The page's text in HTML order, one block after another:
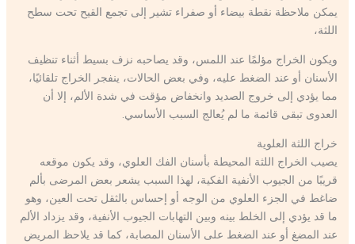
يمكن ملاحظة نقطة بيضاء أو صفراء تشير إلى تجمع القيح تحت سطح
اللثة،
ويكون الخراج مؤلمًا عند اللمس، وقد يصاحبه نزف بسيط أثناء تنظيف
الأسنان أو عند الضغط عليه، وفي بعض الحالات، ينفجر الخراج تلقائيًا،
مما يؤدي إلى خروج الصديد وانخفاض مؤقت في شدة الألم، إلا أن
العدوى تبقى قائمة ما لم يُعالج السبب الأساسي.
خراج اللثة العلوية
يصيب الخراج اللثة المحيطة بأسنان الفك العلوي، وقد يكون موقعه
قريبًا من الجيوب الأنفية الفكية، لهذا السبب يشعر بعض المرضى بألم
ضاغط في الجزء العلوي من الوجه أو إحساس بالثقل تحت العين، وهو
ما قد يؤدي إلى الخلط بينه وبين التهابات الجيوب الأنفية، وقد يزداد الألم
عند المضغ أو عند الضغط على الأسنان المصابة، كما قد يلاحظ المريض